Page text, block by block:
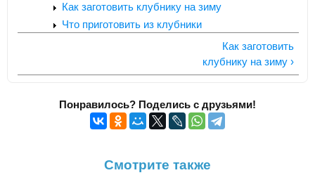
Как заготовить клубнику на зиму
Что приготовить из клубники
Как заготовить
клубнику на зиму ›
Понравилось? Поделись с друзьями!
Смотрите также